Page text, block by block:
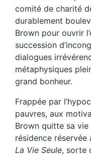
comité de charité
durablement
Brown pour ouvrir
succession
dialogues
métaphysiques
grand bonheur.
Frappée par
pauvres, aux
Brown quitte sa
résidence réservée
La Vie Seule, sorte